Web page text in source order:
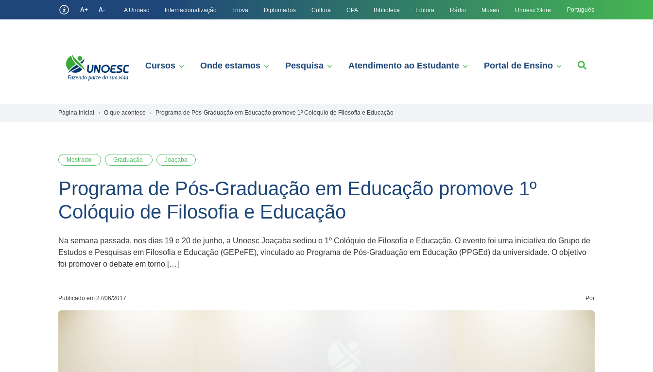
A+ A- A Unoesc Internacionalização I.nova Diplomados Cultura CPA Biblioteca Editora Rádio Museu Unoesc Store Português
Cursos Onde estamos Pesquisa Atendimento ao Estudante Portal de Ensino
Página inicial O que acontece Programa de Pós-Graduação em Educação promove 1º Colóquio de Filosofia e Educação
Mestrado Graduação Joaçaba
Programa de Pós-Graduação em Educação promove 1º
Colóquio de Filosofia e Educação
Na semana passada, nos dias 19 e 20 de junho, a Unoesc Joaçaba sediou o 1º Colóquio de Filosofia e Educação. O evento foi uma iniciativa do Grupo de
Estudos e Pesquisas em Filosofia e Educação (GEPeFE), vinculado ao Programa de Pós-Graduação em Educação (PPGEd) da universidade. O objetivo
foi promover o debate em torno […]
Publicado em 27/06/2017 Por